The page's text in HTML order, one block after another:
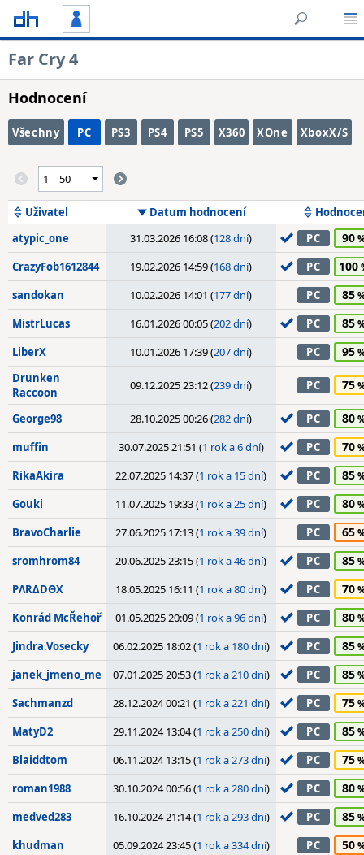
Far Cry 4
Hodnocení
Všechny PC PS3 PS4 PS5 X360 XOne XboxX/S
Uživatel Datum hodnocení
atypic_one
31.03.2026 16:08 (128 dní) PC 90
CrazyFob1612844 19.02.2026 14:59 (168 dní) PC 100
sandokan 10.02.2026 14:01 (177 dní) PC 85
MistrLucas 16.01.2026 00:05 (202 dní) PC 85
LiberX 10.01.2026 17:39 (207 dní) PC 95
Drunken
Raccoon
09.12.2025 23:12 (239 dní) PC 75
George98 28.10.2025 00:26 (282 dní) PC 80
muffin 30.07.2025 21:51 (1 rok a 6 dní) PC 70
RikaAkira 22.07.2025 14:37 (1 rok a 15 dní) PC 85
Gouki 11.07.2025 19:33 (1 rok a 25 dní) PC 80
BravoCharlie 27.06.2025 17:13 (1 rok a 39 dní) PC 65
sromhrom84 20.06.2025 23:15 (1 rok a 46 dní) PC 85
PΛRΔDΘX 18.05.2025 16:11 (1 rok a 80 dní) PC 70
Konrád McŘehoř 01.05.2025 20:09 (1 rok a 96 dní) PC 80
Jindra.Vosecky 06.02.2025 18:02 (1 rok a 180 dní) PC 85
janek_jmeno_me 07.01.2025 20:53 (1 rok a 210 dní) PC 85
Sachmanzd 28.12.2024 00:21 (1 rok a 221 dní) PC 75
MatyD2 29.11.2024 13:04 (1 rok a 250 dní) PC 85
Blaiddtom 06.11.2024 13:15 (1 rok a 273 dní) PC 75
roman1988 30.10.2024 00:56 (1 rok a 280 dní) PC 80
medved283 16.10.2024 21:14 (1 rok a 293 dní) PC 85
khudman 05.09.2024 23:45 (1 rok a 334 dní) PC 50